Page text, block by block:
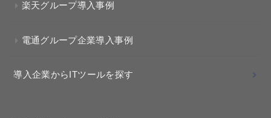
楽天グループ導入事例
電通グループ企業導入事例
導入企業からITツールを探す